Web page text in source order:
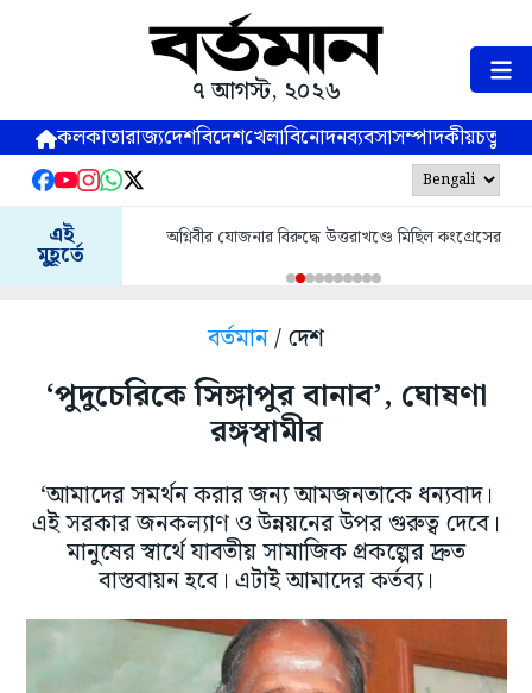
৭ আগস্ট, ২০২৬
কলকাতারাজ্যদেশবিদেশখেলাবিনোদনব্যবসাসম্পাদকীয়
এই
মুহূর্তে
অগ্নিবীর যোজনার বিরুদ্ধে উত্তরাখণ্ডে মিছিল কংগ্রেসের
বর্তমান/ দেশ
‘পুদুচেরিকে সিঙ্গাপুর বানাব’, ঘোষণা
রঙ্গস্বামীর
‘আমাদের সমর্থন করার জন্য আমজনতাকে ধন্যবাদ।
এই সরকার জনকল্যাণ ও উন্নয়নের উপর গুরুত্ব দেবে।
মানুষের স্বার্থে যাবতীয় সামাজিক প্রকল্পের দ্রুত
বাস্তবায়ন হবে। এটাই আমাদের কর্তব্য।